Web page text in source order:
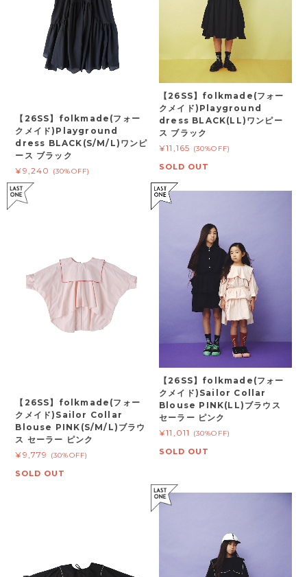
【26SS】folkmade(フォー
クメイド)Playground
dress BLACK(S/M/L)ワンピ
ース ブラック
¥9,240
(30%OFF)
【26SS】folkmade(フォー
クメイド)Playground
dress BLACK(LL)ワンピー
ス ブラック
¥11,165 (30%OFF)
SOLD OUT
【26SS】folkmade(フォー
クメイド)Sailor Collar
Blouse PINK(S/M/L)ブラウ
ス セーラー ピンク
¥9,779
(30%OFF)
SOLD OUT
【26SS】folkmade(フォー
クメイド)Sailor Collar
Blouse PINK(LL)ブラウス
セーラー ピンク
¥11,011
(30%OFF)
SOLD OUT